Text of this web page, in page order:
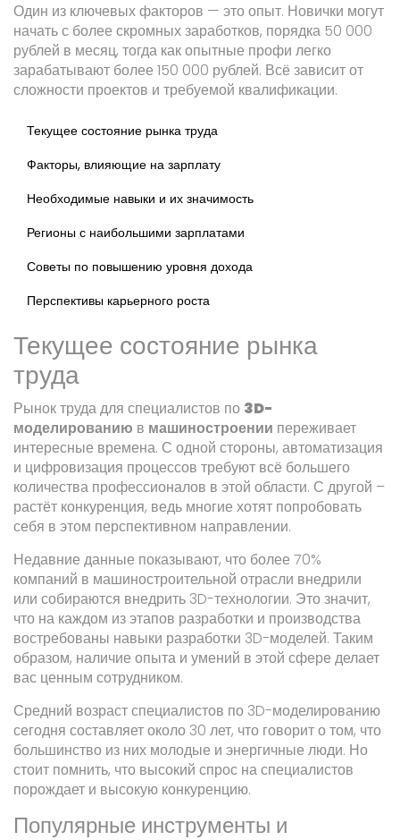
Один из ключевых факторов — это опыт. Новички могут
начать с более скромных заработков, порядка 50 000
рублей в месяц, тогда как опытные профи легко
зарабатывают более 150 000 рублей. Всё зависит от
сложности проектов и требуемой квалификации.
Текущее состояние рынка труда
Факторы, влияющие на зарплату
Необходимые навыки и их значимость
Регионы с наибольшими зарплатами
Советы по повышению уровня дохода
Перспективы карьерного роста
Текущее состояние рынка
труда
Рынок труда для специалистов по 3D-
моделированию в машиностроении переживает
интересные времена. С одной стороны, автоматизация
и цифровизация процессов требуют всё большего
количества профессионалов в этой области. С другой –
растёт конкуренция, ведь многие хотят попробовать
себя в этом перспективном направлении.
Недавние данные показывают, что более 70%
компаний в машиностроительной отрасли внедрили
или собираются внедрить 3D-технологии. Это значит,
что на каждом из этапов разработки и производства
востребованы навыки разработки 3D-моделей. Таким
образом, наличие опыта и умений в этой сфере делает
вас ценным сотрудником.
Средний возраст специалистов по 3D-моделированию
сегодня составляет около 30 лет, что говорит о том, что
большинство из них молодые и энергичные люди. Но
стоит помнить, что высокий спрос на специалистов
порождает и высокую конкуренцию.
Популярные инструменты и